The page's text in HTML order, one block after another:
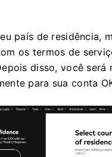
país de residência,
os termos de
disso, você será
para sua conta